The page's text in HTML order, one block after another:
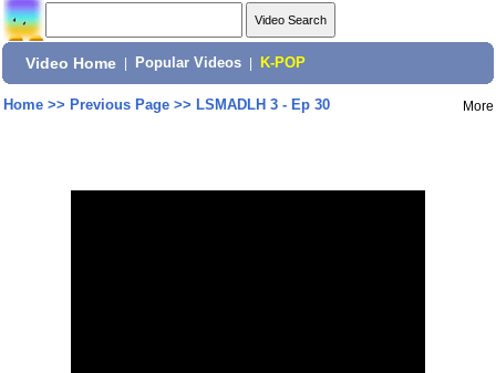
Video Home Popular Videos K-POP
Home>> Previous Page>> LSMADLH 3 - Ep 30 More